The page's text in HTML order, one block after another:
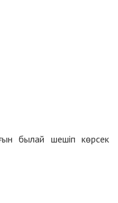
былай шешіп көрсек